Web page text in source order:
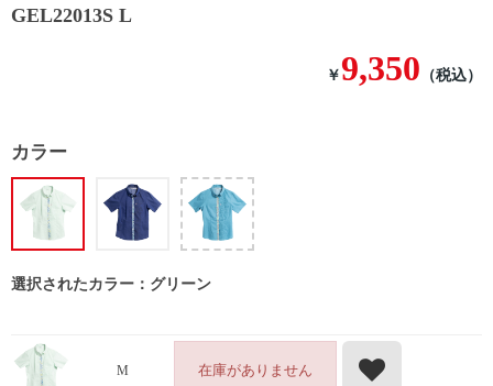
GEL22013S L
￥9,350 （税込）
カラー
選択されたカラー：グリーン
M 在庫がありません